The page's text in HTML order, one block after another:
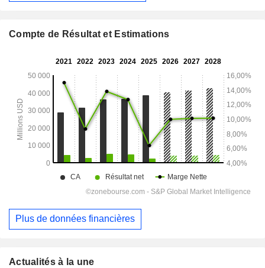
Compte de Résultat et Estimations
Plus de données financières
Actualités à la une